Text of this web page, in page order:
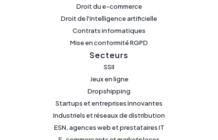
Droit du e-commerce
Droit de l'intelligence artificielle
Contrats informatiques
Mise en conformité RGPD
Secteurs
SSII
Jeux en ligne
Dropshipping
Startups et entreprises innovantes
Industriels et réseaux de distribution
ESN, agences web et prestataires IT